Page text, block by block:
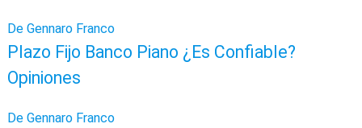
De Gennaro Franco
Plazo Fijo Banco Piano ¿Es Confiable?
Opiniones
De Gennaro Franco